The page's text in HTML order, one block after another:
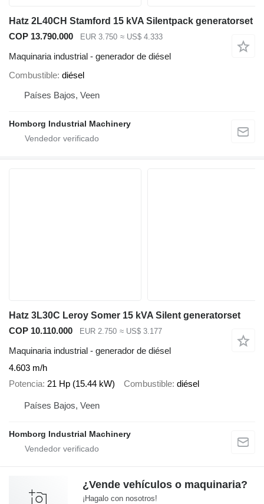
Hatz 2L40CH Stamford 15 kVA Silentpack generatorset
COP 13.790.000
EUR 3.750 ≈ US$ 4.333
Maquinaria industrial - generador de diésel
Combustible diésel
Países Bajos, Veen
Homborg Industrial Machinery
Hatz 3L30C Leroy Somer 15 kVA Silent generatorset
COP 10.110.000
EUR 2.750 ≈ US$ 3.177
Maquinaria industrial - generador de diésel
4.603 m/h
Potencia 21 Hp (15.44 kW) Combustible diésel
Países Bajos, Veen
Homborg Industrial Machinery
¿Vende vehículos o maquinaria?
¡Hagalo con nosotros!